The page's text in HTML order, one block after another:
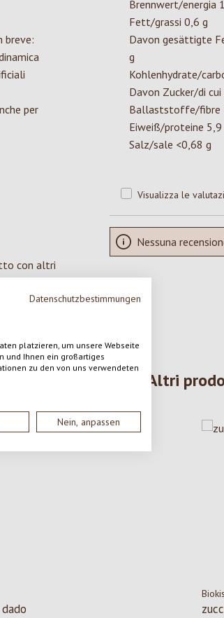
Datenschutzbestimmungen
platzieren, um unsere Webseite
und Ihnen ein großartiges
zu den von uns verwendeten
Nein, anpassen
breve:
per
Brennwert/energia
Fett/grassi 0,6 g
Davon gesättigte
g
Kohlenhydrate/
Davon Zucker/di
Ballaststoffe/fibre
Eiweiß/proteine 5,9
Salz/sale <0,68 g
con altri
Visualizza le
Nessuna
Altri